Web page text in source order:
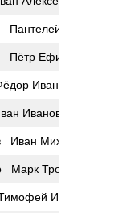
Пантелей Борисович
Пётр Ефимович
Иванович
Иванович
Михайлович
Марк Трофимович
Иванович